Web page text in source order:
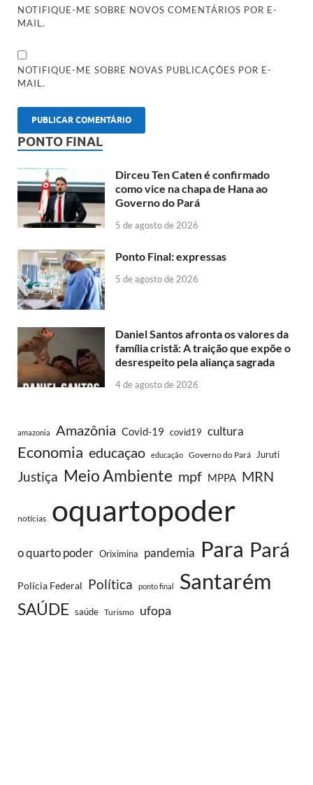
NOTIFIQUE-ME SOBRE NOVOS COMENTÁRIOS POR E-
MAIL.
NOTIFIQUE-ME SOBRE NOVAS PUBLICAÇÕES POR E-
MAIL.
PONTO FINAL
Dirceu Ten Caten é confirmado
como vice na chapa de Hana ao
Governo do Pará
5 de agosto de 2026
Ponto Final: expressas
5 de agosto de 2026
Daniel Santos afronta os valores da
família cristã: A traição que expõe o
desrespeito pela aliança sagrada
4 de agosto de 2026
amazonia Amazônia Covid-19 covid19 cultura
Economia educaçao educação Governo do Pará Juruti
Justiça Meio Ambiente mpf MPPA MRN
notícias oquartopoder
o quarto poder Oriximina pandemia Para Pará
Polícia Federal Política ponto final Santarém
SAÚDE saúde Turismo ufopa